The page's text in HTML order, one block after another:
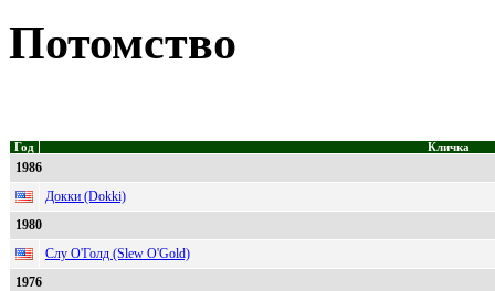
Потомство
Год Кличка
1986
Докки (Dokki)
1980
Слу О'Голд (Slew O'Gold)
1976